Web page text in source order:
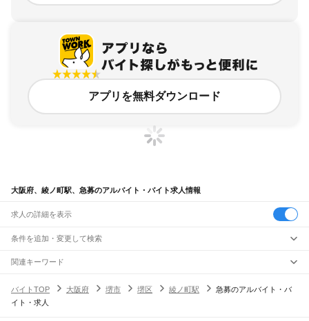
アプリを無料ダウンロード
大阪府、綾ノ町駅、急募のアルバイト・バイト求人情報
求人の詳細を表示
条件を追加・変更して検索
市区町村を追加・変更
大阪府すべて
大阪市
駅を追加・変更
職種を追加・変更
関連キーワード
バイトTOP
大阪府 堺市 堺区 綾ノ町駅
急募のアルバイト・バ
イト・求人